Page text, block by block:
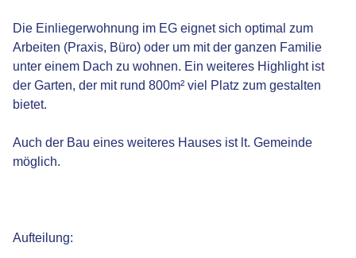
Die Einliegerwohnung im EG eignet sich optimal zum
Arbeiten (Praxis, Büro) oder um mit der ganzen Familie
unter einem Dach zu wohnen. Ein weiteres Highlight ist
der Garten, der mit rund 800m² viel Platz zum gestalten
bietet.
Auch der Bau eines weiteres Hauses ist lt. Gemeinde
möglich.
Aufteilung: